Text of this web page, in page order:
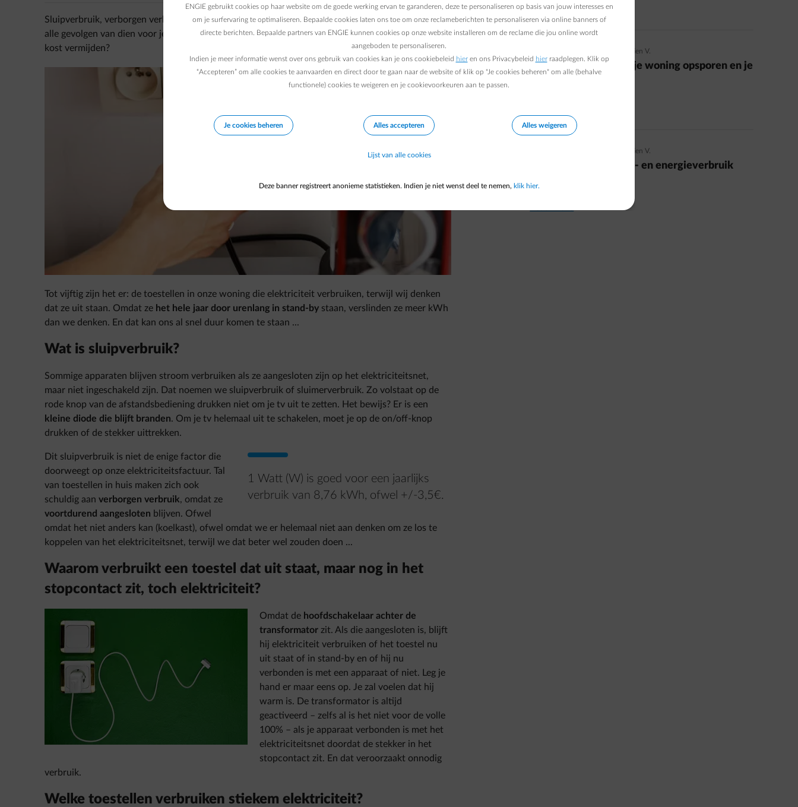
Sluipverbruik, verborgen verbruik ... Sommige elektrische toestellen staan nooit helemaal uit. Met
alle gevolgen van dien voor je energiefactuur. Om welke toestellen gaat het en hoe deze onnodige
kost vermijden?
Tot vijftig zijn het er: de toestellen in onze woning die elektriciteit verbruiken, terwijl wij denken
dat ze uit staan. Omdat ze het hele jaar door urenlang in stand-by staan, verslinden ze meer kWh
dan we denken. En dat kan ons al snel duur komen te staan ...
Wat is sluipverbruik?
Sommige apparaten blijven stroom verbruiken als ze aangesloten zijn op het elektriciteitsnet,
maar niet ingeschakeld zijn. Dat noemen we sluipverbruik of sluimerverbruik. Zo volstaat op de
rode knop van de afstandsbediening drukken niet om je tv uit te zetten. Het bewijs? Er is een
kleine diode die blijft branden. Om je tv helemaal uit te schakelen, moet je op de on/off-knop
drukken of de stekker uittrekken.
1 Watt (W) is goed voor een jaarlijks
verbruik van 8,76 kWh, ofwel +/-3,5€.
Dit sluipverbruik is niet de enige factor die
doorweegt op onze elektriciteitsfactuur. Tal
van toestellen in huis maken zich ook
schuldig aan verborgen verbruik, omdat ze
voortdurend aangesloten blijven. Ofwel
omdat het niet anders kan (koelkast), ofwel omdat we er helemaal niet aan denken om ze los te
koppelen van het elektriciteitsnet, terwijl we dat beter wel zouden doen ...
Waarom verbruikt een toestel dat uit staat, maar nog in het
stopcontact zit, toch elektriciteit?
Omdat de hoofdschakelaar achter de
transformatorzit. Als die aangesloten is, blijft
hij elektriciteit verbruiken of het toestel nu
uit staat of in stand-by en of hij nu
verbonden is met een apparaat of niet. Leg je
hand er maar eens op. Je zal voelen dat hij
warm is. De transformator is altijd
geactiveerd – zelfs al is het niet voor de volle
100% – als je apparaat verbonden is met het
elektriciteitsnet doordat de stekker in het
stopcontact zit. En dat veroorzaakt onnodig
verbruik.
Welke toestellen verbruiken stiekem elektriciteit?
Read more
Sébastien V.
Energieverslinders in je woning opsporen en je
Sébastien V.
Hoe kan ik mijn water- en energieverbruik
opvolgen
ENGIE gebruikt cookies op haar website om de goede werking ervan te garanderen, deze te personaliseren op basis van jouw interesses en
om je surfervaring te optimaliseren. Bepaalde cookies laten ons toe om onze reclameberichten te personaliseren via online banners of
directe berichten. Bepaalde partners van ENGIE kunnen cookies op onze website installeren om de reclame die jou online wordt
aangeboden te personaliseren.
Indien je meer informatie wenst over ons gebruik van cookies kan je ons cookiebeleid hieren ons Privacybeleid hierraadplegen. Klik op
“Accepteren” om alle cookies te aanvaarden en direct door te gaan naar de website of klik op "Je cookies beheren" om alle (behalve
functionele) cookies te weigeren en je cookievoorkeuren aan te passen.
Je cookies beheren Alles accepteren Alles weigeren
Lijst van alle cookies
Deze banner registreert anonieme statistieken. Indien je niet wenst deel te nemen, klik hier.